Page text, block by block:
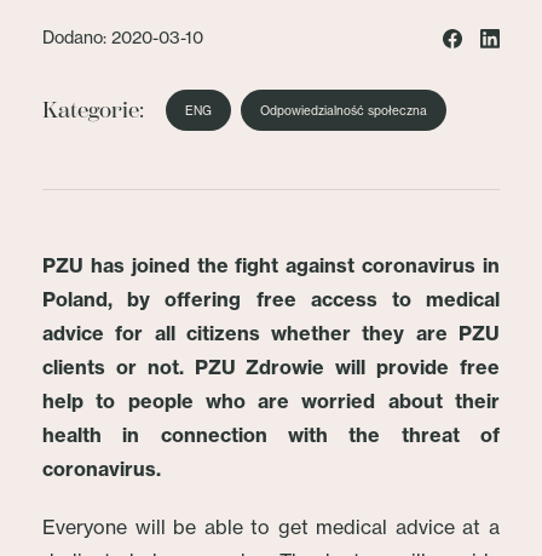
Dodano: 2020-03-10
Kategorie: ENG Odpowiedzialność społeczna
PZU has joined the fight against coronavirus in
Poland, by offering free access to medical
advice for all citizens whether they are PZU
clients or not. PZU Zdrowie will provide free
help to people who are worried about their
health in connection with the threat of
coronavirus.
Everyone will be able to get medical advice at a